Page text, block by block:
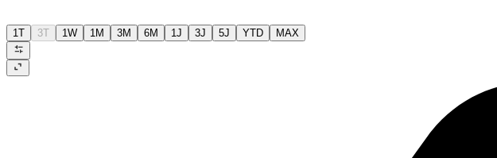
1T 3T 1W 1M 3M 6M 1J 3J 5J YTD MAX